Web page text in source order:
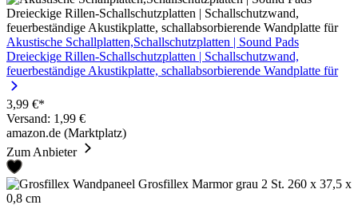
Akustische Schallplatten,Schallschutzplatten | Sound Pads
Dreieckige Rillen-Schallschutzplatten | Schallschutzwand,
feuerbeständige Akustikplatte, schallabsorbierende Wandplatte für
3,99 €*
Versand: 1,99 €
amazon.de (Marktplatz)
Zum Anbieter